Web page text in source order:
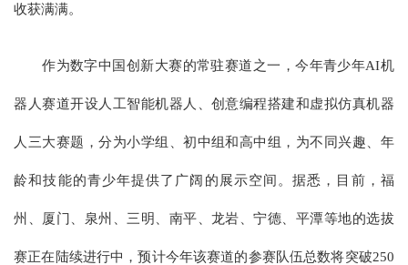
收获满满。
作为数字中国创新大赛的常驻赛道之一，今年青少年AI机
器人赛道开设人工智能机器人、创意编程搭建和虚拟仿真机器
人三大赛题，分为小学组、初中组和高中组，为不同兴趣、年
龄和技能的青少年提供了广阔的展示空间。据悉，目前，福
州、厦门、泉州、三明、南平、龙岩、宁德、平潭等地的选拔
赛正在陆续进行中，预计今年该赛道的参赛队伍总数将突破250